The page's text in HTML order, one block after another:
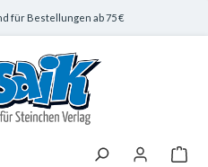
für Bestellungen ab 75 €